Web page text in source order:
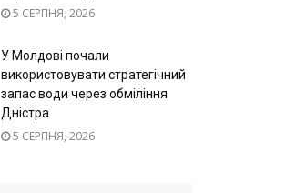
5 СЕРПНЯ, 2026
У Молдові почали
використовувати стратегічний
запас води через обміління
Дністра
5 СЕРПНЯ, 2026